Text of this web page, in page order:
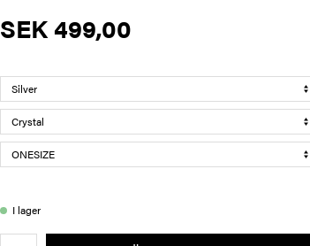
SEK 499,00
I lager